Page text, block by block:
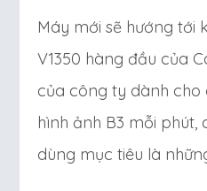
Máy mới sẽ hướng tới
V1350 hàng đầu của
của công ty dành cho
hình ảnh B3 mỗi
dùng mục tiêu là